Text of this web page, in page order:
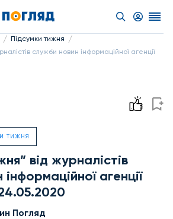
/ Підсумки тижня /
служби новин інформаційної агенції
ТИЖНЯ
від журналістів
агенції
Погляд